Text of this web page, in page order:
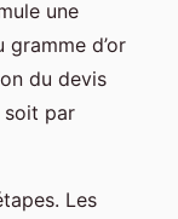
une
d’or
du devis
soit par
Les